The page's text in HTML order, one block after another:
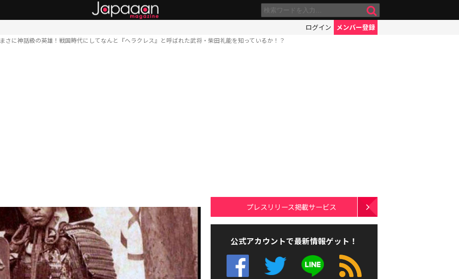
ログイン メンバー登録
まさに神話級の英雄！戦国時代にしてなんと『ヘラクレス』と呼ばれた武将・柴田礼能を知っているか！？
プレスリリース掲載サービス
公式アカウントで最新情報ゲット！